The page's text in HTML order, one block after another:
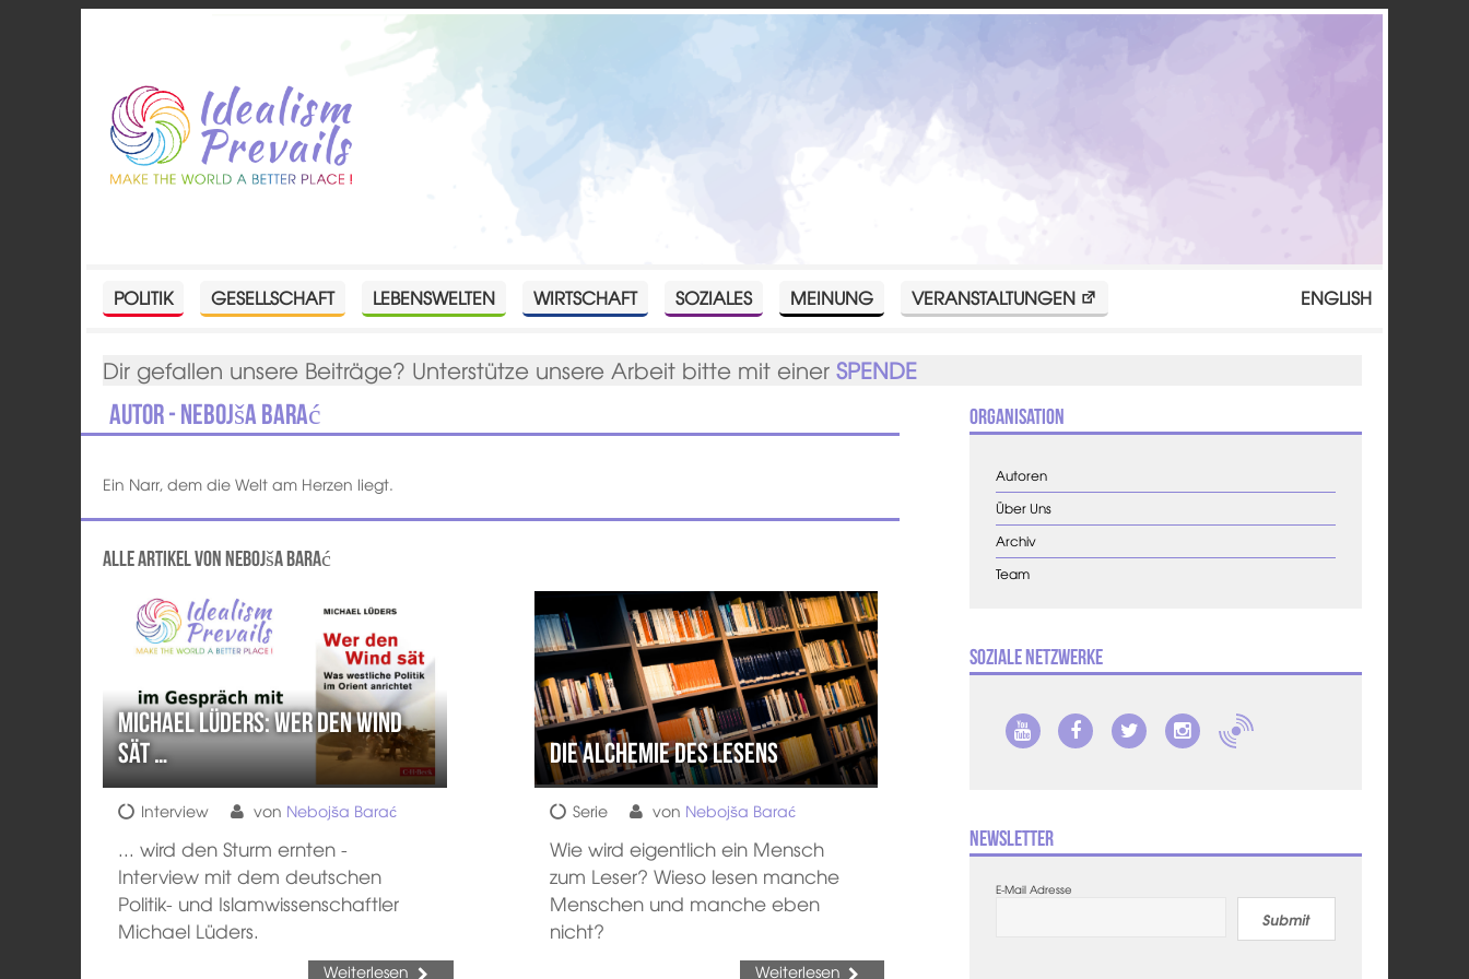
POLITIK GESELLSCHAFT LEBENSWELTEN WIRTSCHAFT SOZIALES MEINUNG VERANSTALTUNGEN ENGLISH
Dir gefallen unsere Beiträge? Unterstütze unsere Arbeit bitte mit einerSPENDE
Autor - Nebojša Barać
Ein Narr, dem die Welt am Herzen liegt.
Alle Artikel von Nebojša Barać
Michael Lüders: Wer den Wind
sät …
Interview von Nebojša Barać
... wird den Sturm ernten -
Interview mit dem deutschen
Politik- und Islamwissenschaftler
Michael Lüders.
Weiterlesen
Die Alchemie des Lesens
Serie von Nebojša Barać
Wie wird eigentlich ein Mensch
zum Leser? Wieso lesen manche
Menschen und manche eben
nicht?
Weiterlesen
Organisation
Autoren
Über Uns
Archiv
Team
Soziale Netzwerke
Newsletter
E-Mail Adresse
Submit